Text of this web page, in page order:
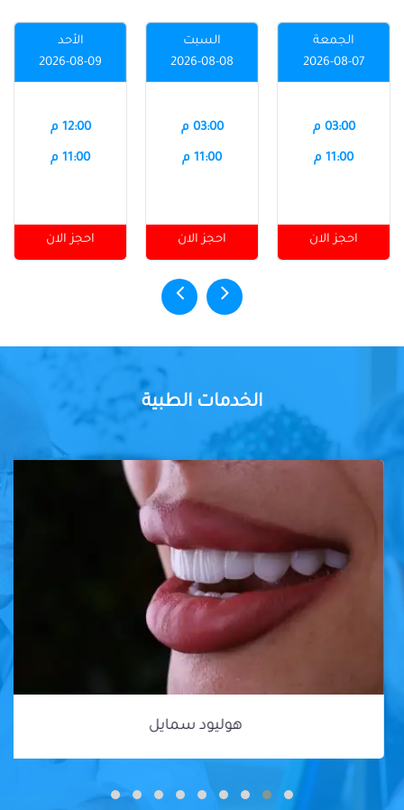
الجمعة
2026-08-07
03:00 م
11:00 م
احجز الان
السبت
2026-08-08
03:00 م
11:00 م
احجز الان
الأحد
2026-08-09
12:00 م
11:00 م
احجز الان
الخدمات الطبية
هوليود سمايل